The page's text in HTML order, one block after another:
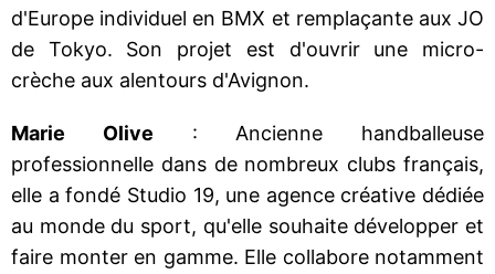
d'Europe individuel en BMX et remplaçante aux JO
de Tokyo. Son projet est d'ouvrir une micro-
crèche aux alentours d'Avignon.
Marie Olive : Ancienne handballeuse
professionnelle dans de nombreux clubs français,
elle a fondé Studio 19, une agence créative dédiée
au monde du sport, qu'elle souhaite développer et
faire monter en gamme. Elle collabore notamment